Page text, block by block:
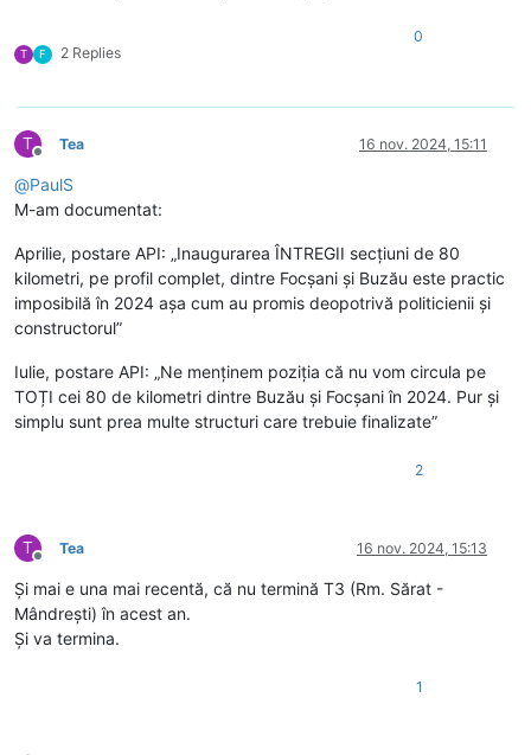
T F 2 Replies
0
T
Deconectat
Tea 16 nov. 2024, 15:11
@PaulS
M-am documentat:
Aprilie, postare API: „Inaugurarea ÎNTREGII secțiuni de 80
kilometri, pe profil complet, dintre Focșani și Buzău este practic
imposibilă în 2024 așa cum au promis deopotrivă politicienii și
constructorul”
Iulie, postare API: „Ne menținem poziția că nu vom circula pe
TOȚI cei 80 de kilometri dintre Buzău și Focșani în 2024. Pur și
simplu sunt prea multe structuri care trebuie finalizate”
2
T
Deconectat
Tea 16 nov. 2024, 15:13
Și mai e una mai recentă, că nu termină T3 (Rm. Sărat -
Mândrești) în acest an.
Și va termina.
1